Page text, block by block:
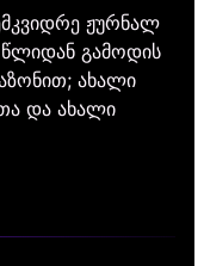
ჟურნალ
წლიდან გამოდის
ახალი
და ახალი